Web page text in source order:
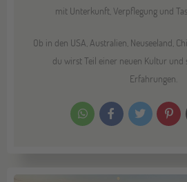
mit Unterkunft, Verpflegung und
Ob in den USA, Australien, Neuseeland,
du wirst Teil einer neuen Kultur
Erfahrungen.